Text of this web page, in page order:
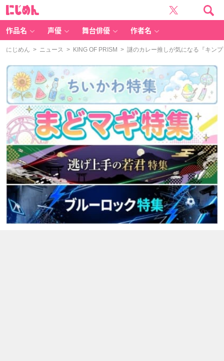
作品名 声優 舞台俳優 作者名
にじめん > ニュース > KING OF PRISM > 謎のカレー推しが気になる『キン